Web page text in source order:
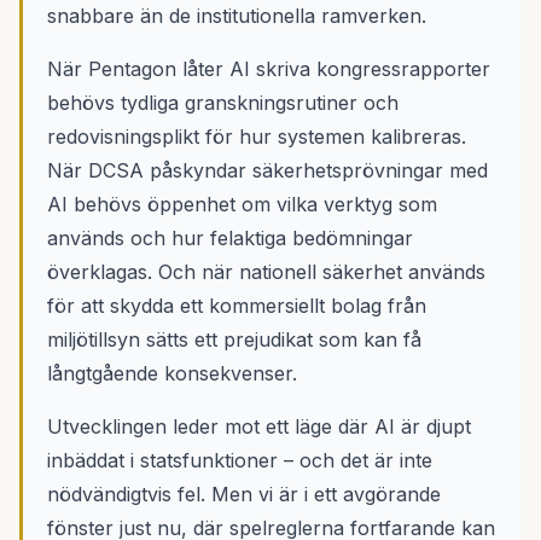
snabbare än de institutionella ramverken.
När Pentagon låter AI skriva kongressrapporter
behövs tydliga granskningsrutiner och
redovisningsplikt för hur systemen kalibreras.
När DCSA påskyndar säkerhetsprövningar med
AI behövs öppenhet om vilka verktyg som
används och hur felaktiga bedömningar
överklagas. Och när nationell säkerhet används
för att skydda ett kommersiellt bolag från
miljötillsyn sätts ett prejudikat som kan få
långtgående konsekvenser.
Utvecklingen leder mot ett läge där AI är djupt
inbäddat i statsfunktioner – och det är inte
nödvändigtvis fel. Men vi är i ett avgörande
fönster just nu, där spelreglerna fortfarande kan